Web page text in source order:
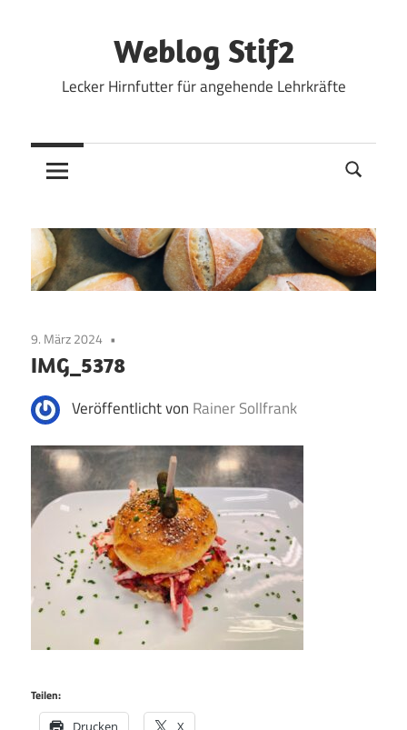
Weblog Stif2
Lecker Hirnfutter für angehende Lehrkräfte
9. März 2024
IMG_5378
Veröffentlicht von Rainer Sollfrank
Teilen:
Drucken X